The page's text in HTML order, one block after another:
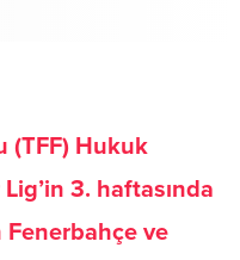
(TFF) Hukuk
3. haftasında
Fenerbahçe ve